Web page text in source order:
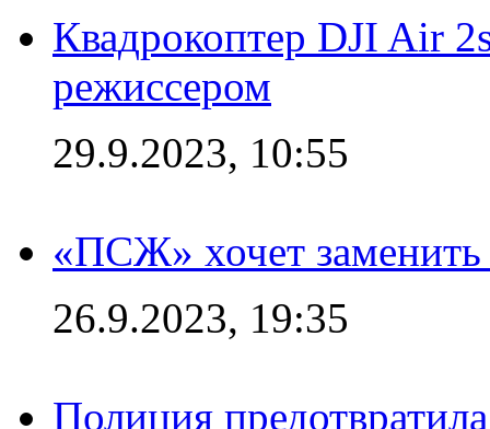
Квадрокоптер DJI Air
режиссером
29.9.2023, 10:55
«ПСЖ» хочет
26.9.2023, 19:35
Полиция